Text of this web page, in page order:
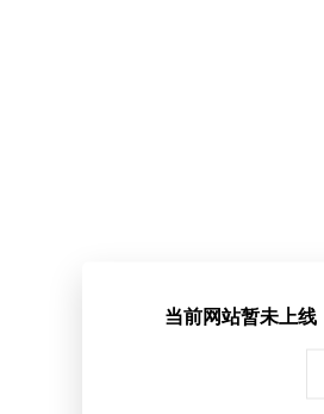
当前网站暂未上